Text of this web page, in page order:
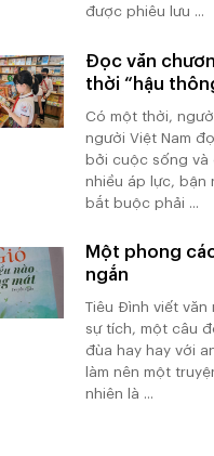
được phiêu lưu ...
Đọc văn
thời “hậu
Có một thời,
người Việt Nam
bởi cuộc sống và
nhiều áp lực, bận
bắt buộc phải ...
Một phong
ngắn
Tiêu Đình viết văn
sự tích, một câu
đùa hay hay với
làm nên một
nhiên là ...